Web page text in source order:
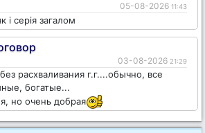
05-08-2026 11:43
і серія загалом
03-08-2026 21:29
расхваливания г.г....обычно, все
богатые...
но очень добрая